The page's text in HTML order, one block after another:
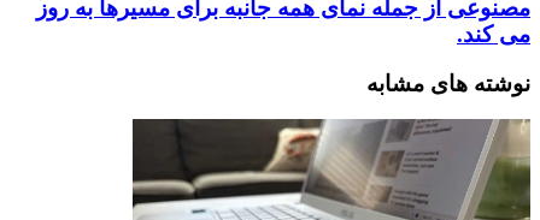
مصنوعی از جمله نمای همه جانبه برای مسیرها به روز
می کند.
نوشته های مشابه